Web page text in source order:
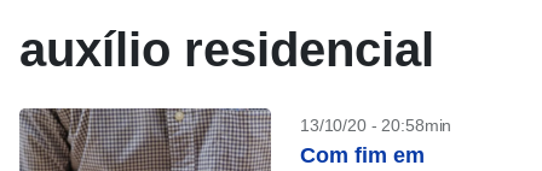
auxílio residencial
13/10/20 - 20:58min
Com fim em